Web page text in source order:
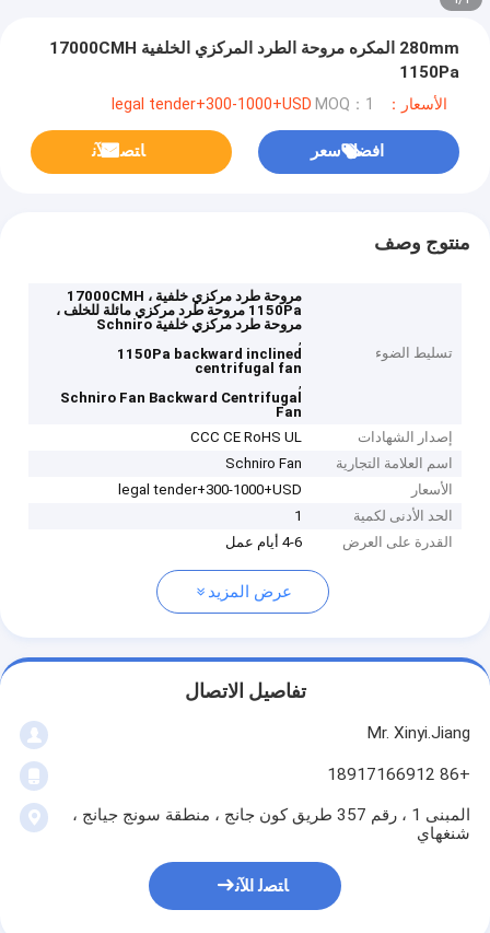
280mm المكره مروحة الطرد المركزي الخلفية 17000CMH
1150Pa
الأسعار：legal tender+300-1000+USD MOQ：1
افضل سعر ﺎﺘﺼﻟ ﺍﻶﻧ
منتوج وصف
تسليط الضوء
مروحة طرد مركزي خلفية 17000CMH ،
1150Pa مروحة طرد مركزي مائلة للخلف ،
مروحة طرد مركزي خلفية Schniro
,
1150Pa backward inclined
centrifugal fan
,
Schniro Fan Backward Centrifugal
Fan
إصدار الشهادات
CCC CE RoHS UL
اسم العلامة التجارية
Schniro Fan
الأسعار
legal tender+300-1000+USD
الحد الأدنى لكمية
1
القدرة على العرض
4-6 أيام عمل
عرض المزيد
تفاصيل الاتصال
Mr. Xinyi.Jiang
+86 18917166912
المبنى 1 ، رقم 357 طريق كون جانج ، منطقة سونج جيانج ،
شنغهاي
ﺎﺘﺼﻟ ﺍﻶﻧ